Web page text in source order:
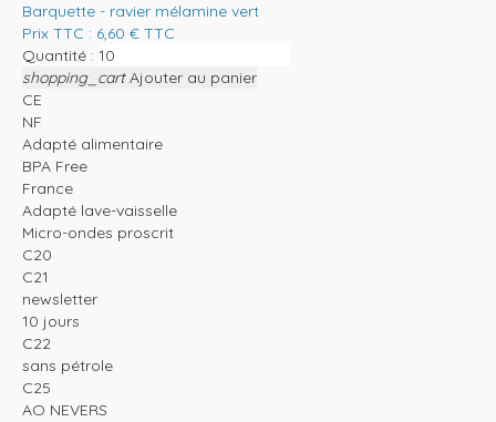
Barquette - ravier mélamine vert
Prix TTC : 6,60 € TTC
Quantité :
shopping_cart Ajouter au panier
CE
NF
Adapté alimentaire
BPA Free
France
Adapté lave-vaisselle
Micro-ondes proscrit
C20
C21
newsletter
10 jours
C22
sans pétrole
C25
AO NEVERS